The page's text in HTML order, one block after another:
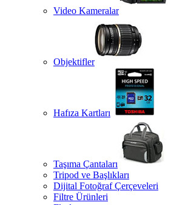
Video Kameralar
Objektifler
Hafıza Kartları
Taşıma Çantaları
Tripod ve Başlıkları
Dijital Fotoğraf Çerçeveleri
Filtre Ürünleri